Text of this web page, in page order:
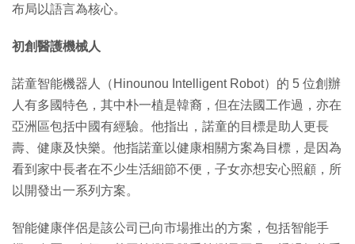
布局以語言為核心。
初創醫護機械人
諾童智能機器人（Hinounou Intelligent Robot）的 5 位創辦
人有多國特色，其中朴一植是韓裔，但在法國工作過，亦在
亞洲區包括中國有經驗。他指出，諾童的目標是助人更長
壽、健康及快樂。他指諾童以健康相關方案為目標，是因為
看到家中長者在不少生活細節不便，子女亦想安心照顧，所
以開發出一系列方案。
智能健康伴侶是該公司已向市場推出的方案，包括智能手